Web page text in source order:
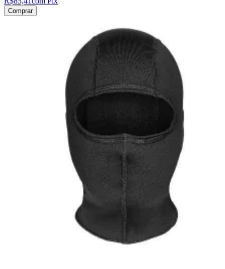
Comprar